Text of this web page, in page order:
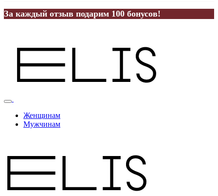
За каждый отзыв подарим 100 бонусов!
Женщинам
Мужчинам